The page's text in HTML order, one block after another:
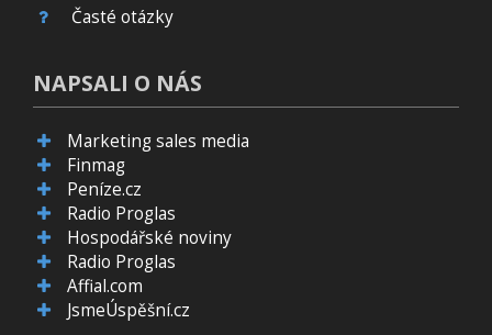
Časté otázky
NAPSALI O NÁS
Marketing sales media
Finmag
Peníze.cz
Radio Proglas
Hospodářské noviny
Radio Proglas
Affial.com
JsmeÚspěšní.cz